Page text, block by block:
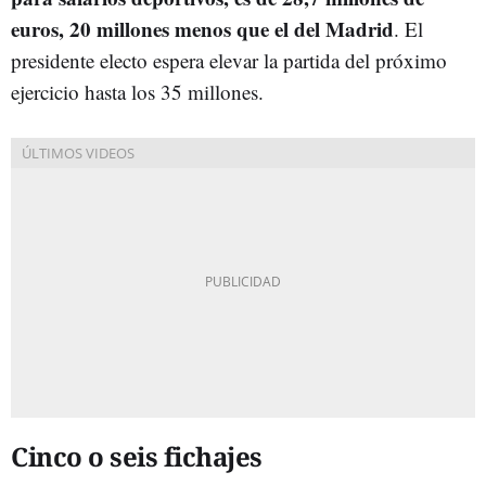
euros, 20 millones menos que el del Madrid. El
presidente electo espera elevar la partida del próximo
ejercicio hasta los 35 millones.
Cinco o seis fichajes